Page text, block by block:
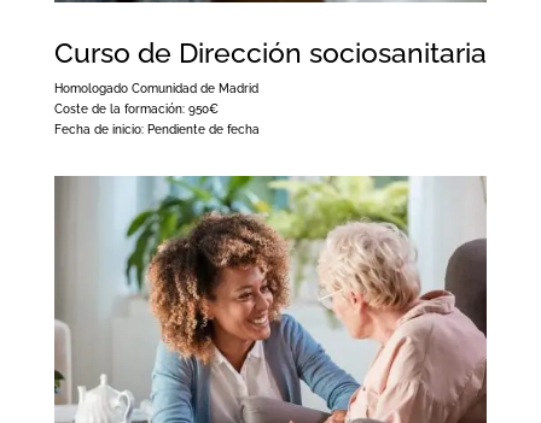
Curso de Dirección sociosanitaria
Homologado Comunidad de Madrid
Coste de la formación: 950€
Fecha de inicio: Pendiente de fecha